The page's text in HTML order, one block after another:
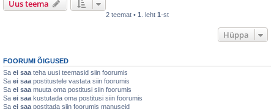
Uus teema
2 teemat • 1 . leht 1 -st
Hüppa
FOORUMI ÕIGUSED
Sa ei saa teha uusi teemasid siin foorumis
Sa ei saa postitustele vastata siin foorumis
Sa ei saa muuta oma postitusi siin foorumis
Sa ei saa kustutada oma postitusi siin foorumis
Sa ei saa postitada siin foorumis manuseid